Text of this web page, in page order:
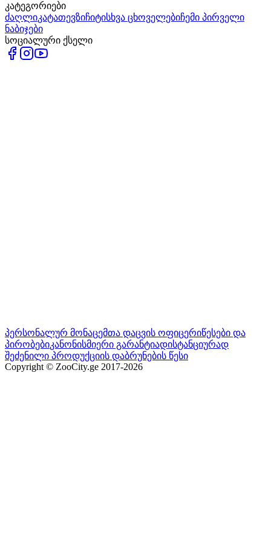
კატეგორიები
ძაღლიკატათევზიჩიტისხვა ცხოველებიჩემი პირველი
ნაბიჯები
სოციალური ქსელი
პერსონალურ მონაცემთა დაცვის ოფიცერიწესები და
პირობებიკანონისმიერი გარანტიადისტანციურად
შეძენილი პროდუქციის დაბრუნების წესი
Copyright © ZooCity.ge 2017-2026